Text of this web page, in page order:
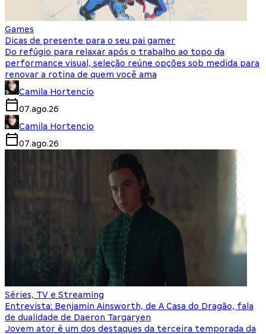
Games
Dicas de presente para o seu pai gamer
Do refúgio para relaxar após o trabalho ao topo da
performance visual, seleção reúne opções sob medida para
renovar a rotina de quem você ama
Camila Hortencio
07.ago.26
Camila Hortencio
07.ago.26
Séries, TV e Streaming
Entrevista: Benjamin Ainsworth, de A Casa do Dragão, fala
de dualidade de Daeron Targaryen
Jovem ator é um dos destaques da terceira temporada da